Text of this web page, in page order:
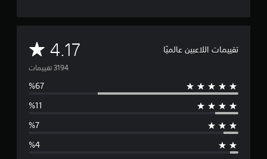
تقييمات اللاعبين عالميًا 4.17م
ت
و
س
ط